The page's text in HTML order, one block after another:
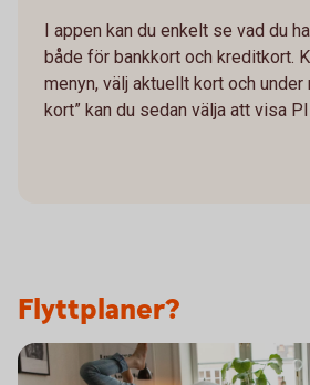
I appen kan du enkelt se vad du
både för bankkort och kreditkort.
menyn, välj aktuellt kort och under
kort” kan du sedan välja att visa
Flyttplaner?